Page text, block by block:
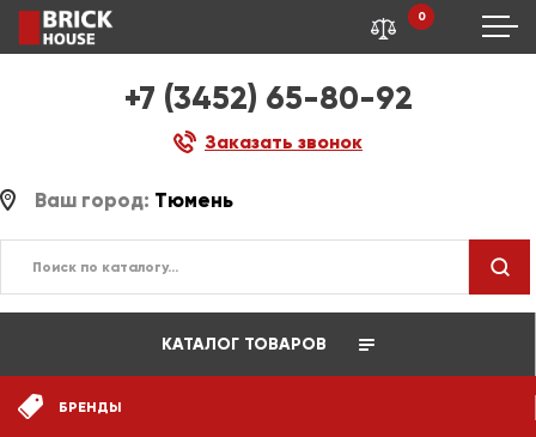
+7 (3452) 65-80-92
Заказать звонок
0
Ваш город: Тюмень
КАТАЛОГ ТОВАРОВ
БРЕНДЫ